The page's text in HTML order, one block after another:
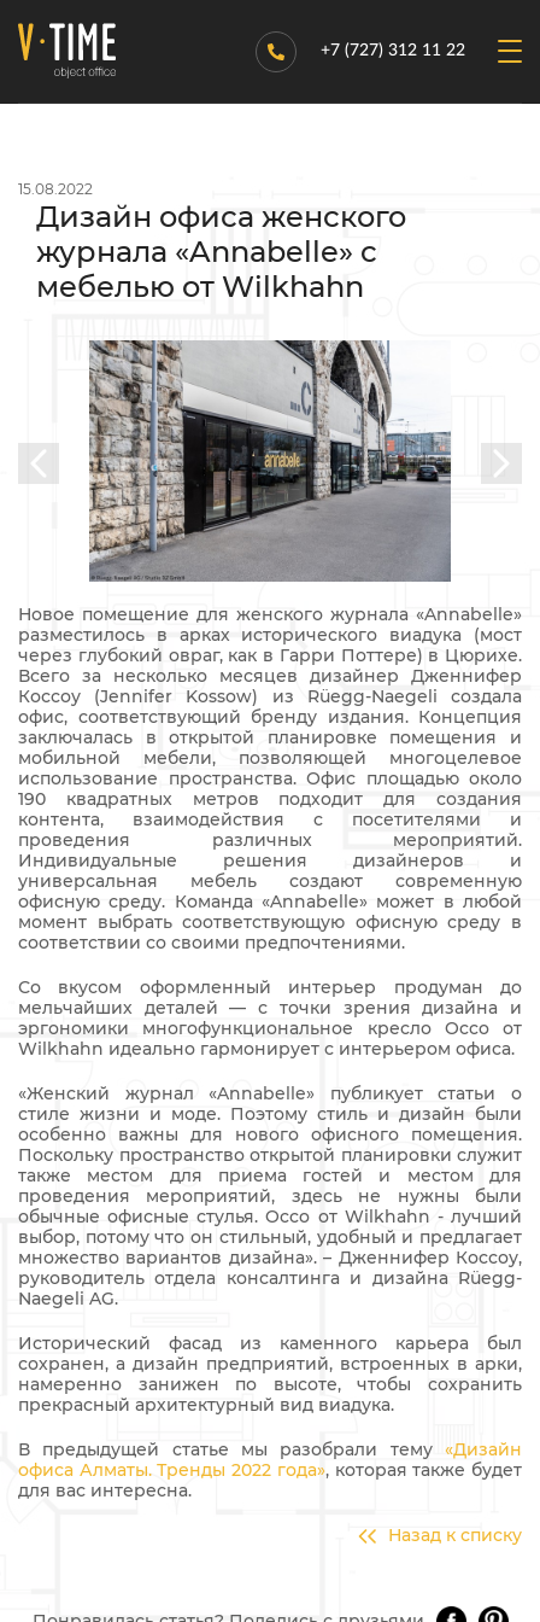
+7 (727) 312 11 22
15.08.2022
Дизайн офиса женского
журнала «Annabelle» c
мебелью от Wilkhahn
Новое помещение для женского журнала «Annabelle»
разместилось в арках исторического виадука (мост
через глубокий овраг, как в Гарри Поттере) в Цюрихе.
Всего за несколько месяцев дизайнер Дженнифер
Коссоу (Jennifer Kossow) из Rüegg-Naegeli создала
офис, соответствующий бренду издания. Концепция
заключалась в открытой планировке помещения и
мобильной мебели, позволяющей многоцелевое
использование пространства. Офис площадью около
190 квадратных метров подходит для создания
контента, взаимодействия с посетителями и
проведения различных мероприятий.
Индивидуальные решения дизайнеров и
универсальная мебель создают современную
офисную среду. Команда «Annabelle» может в любой
момент выбрать соответствующую офисную среду в
соответствии со своими предпочтениями.
Со вкусом оформленный интерьер продуман до
мельчайших деталей — с точки зрения дизайна и
эргономики многофункциональное кресло Occo от
Wilkhahn идеально гармонирует с интерьером офиса.
«Женский журнал «Annabelle» публикует статьи о
стиле жизни и моде. Поэтому стиль и дизайн были
особенно важны для нового офисного помещения.
Поскольку пространство открытой планировки служит
также местом для приема гостей и местом для
проведения мероприятий, здесь не нужны были
обычные офисные стулья. Occo от Wilkhahn - лучший
выбор, потому что он стильный, удобный и предлагает
множество вариантов дизайна». – Дженнифер Коссоу,
руководитель отдела консалтинга и дизайна Rüegg-
Naegeli AG.
Исторический фасад из каменного карьера был
сохранен, а дизайн предприятий, встроенных в арки,
намеренно занижен по высоте, чтобы сохранить
прекрасный архитектурный вид виадука.
В предыдущей статье мы разобрали тему «Дизайн
офиса Алматы. Тренды 2022 года», которая также будет
для вас интересна.
Назад к списку